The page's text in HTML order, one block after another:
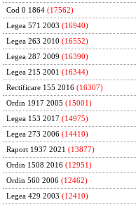
Cod 0 1864 (17562)
Legea 571 2003 (16940)
Legea 263 2010 (16552)
Legea 287 2009 (16390)
Legea 215 2001 (16344)
Rectificare 155 2016 (16307)
Ordin 1917 2005 (15001)
Legea 153 2017 (14975)
Legea 273 2006 (14410)
Raport 1937 2021 (13877)
Ordin 1508 2016 (12951)
Ordin 560 2006 (12462)
Legea 429 2003 (12410)